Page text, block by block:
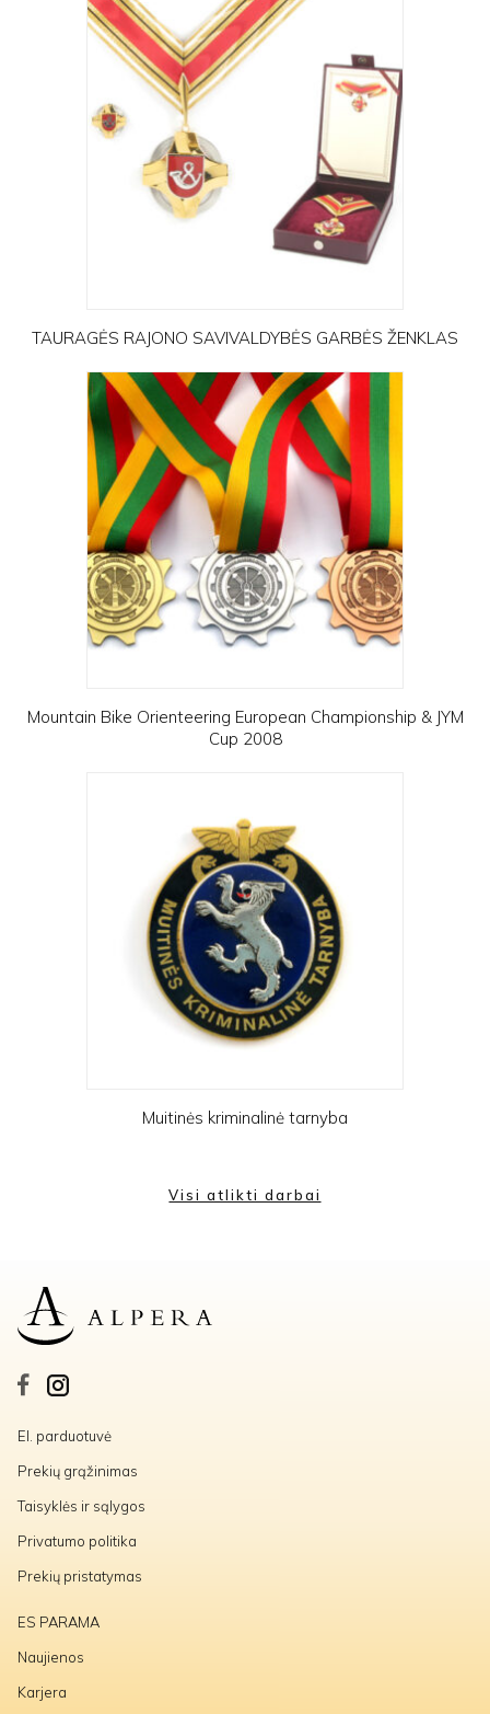
TAURAGĖS RAJONO SAVIVALDYBĖS GARBĖS ŽENKLAS
Mountain Bike Orienteering European Championship & JYM
Cup 2008
Muitinės kriminalinė tarnyba
Visi atlikti darbai
El. parduotuvė
Prekių grąžinimas
Taisyklės ir sąlygos
Privatumo politika
Prekių pristatymas
ES PARAMA
Naujienos
Karjera